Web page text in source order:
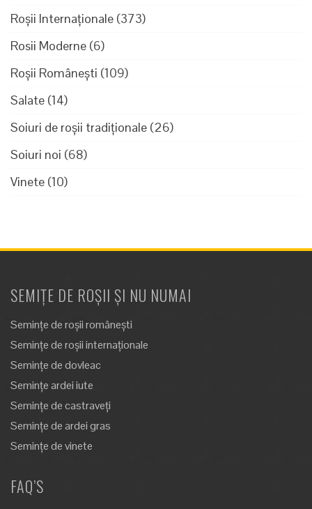
Roșii Internaționale (373)
Rosii Moderne (6)
Roșii Românești (109)
Salate (14)
Soiuri de roșii tradiționale (26)
Soiuri noi (68)
Vinete (10)
SEMIȚE DE ROȘII ȘI NU NUMAI
Semințe de roșii românești
Semințe de roșii internaționale
Semințe de dovleac
Semințe ardei iute
Semințe de castraveți
Semințe de ardei gras
Semințe de vinete
FAQ’S